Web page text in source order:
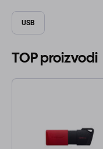
USB
TOP proizvodi